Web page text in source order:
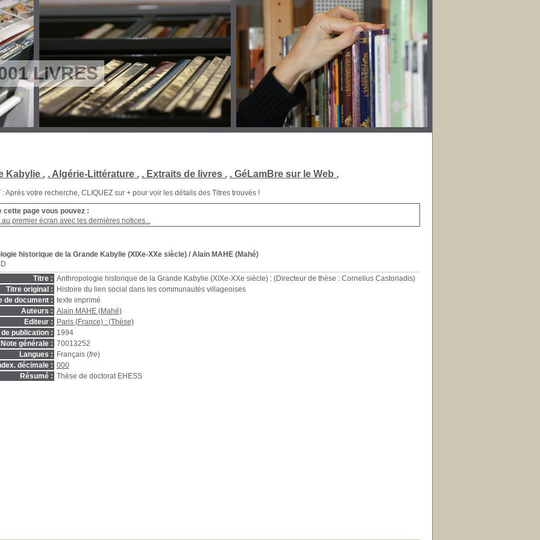
LIVRES
Kabylie . . Algérie-Littérature . . Extraits de livres . . GéLamBre sur le Web .
: Après votre recherche, CLIQUEZ sur + pour voir les détails des Titres trouvés !
cette page vous pouvez :
au premier écran avec les dernières notices...
historique de la Grande Kabylie (XIXe-XXe siècle)/ Alain MAHE (Mahé)
Titre : Anthropologie historique de la Grande Kabylie (XIXe-XXe siècle) : (Directeur de thèse : Cornelius Castoriadis)
Titre original :
Histoire du lien social dans les communautés villageoises
de document : texte imprimé
Auteurs : Alain MAHE (Mahé)
Editeur :
Paris (France) : (Thèse)
publication : 1994
Note générale : 70013252
Langues :
Français (fre)
décimale : 000
Résumé : Thèse de doctorat EHESS